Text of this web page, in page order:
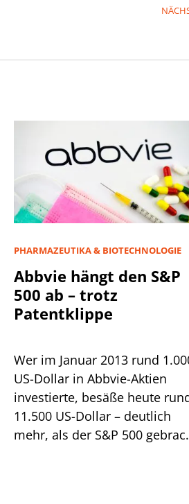
PHARMAZEUTIKA & BIOTECHNOLOGIE
Abbvie hängt den S&P
500 ab – trotz
Patentklippe
Wer im Januar 2013 rund
US-Dollar in Abbvie-Aktien
investierte, besäße heute
11.500 US-Dollar – deutlich
mehr, als der S&P 500